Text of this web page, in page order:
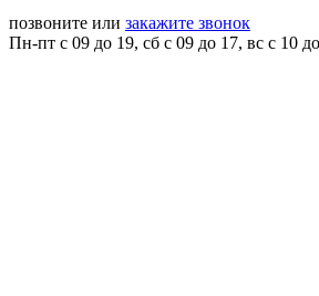
позвоните или закажите звонок
Пн-пт с 09 до 19, сб с 09 до 17, вс c 10